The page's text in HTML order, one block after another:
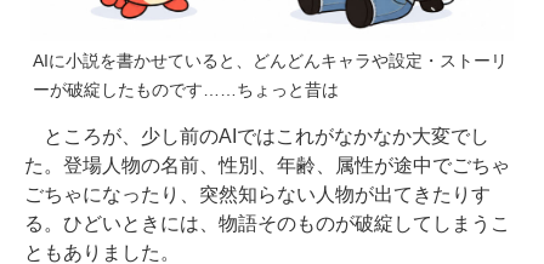
AIに小説を書かせていると、どんどんキャラや設定・ストーリ
ーが破綻したものです……ちょっと昔は
ところが、少し前のAIではこれがなかなか大変でし
た。登場人物の名前、性別、年齢、属性が途中でごちゃ
ごちゃになったり、突然知らない人物が出てきたりす
る。ひどいときには、物語そのものが破綻してしまうこ
ともありました。